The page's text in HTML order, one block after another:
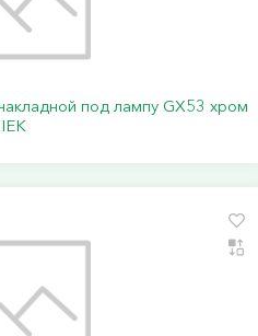
под лампу GX53 хром
IEK